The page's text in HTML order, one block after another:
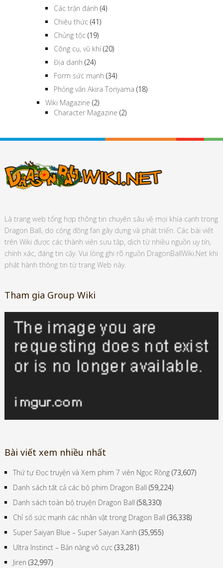
Các trận đánh (4)
Chiêu thức (41)
Chủng tộc (19)
Công cụ, vũ khí(20)
Địa danh (24)
Form sức mạnh (34)
Phỏng vấn Akira Toriyama (18)
Wiki Magazine (2)
Character Magazine (2)
Là trang web tổng hợp thông tin chuyên sâu về mọi khía cạnh trong
Dragon Ball, do cộng đồng fan gây dựng và phát triển. Các bài viết
trên Wiki được các thành viên sưu tập, dịch từ nhiều nguồn uy tín,
chính xác, đáng tin cậy. Vui lòng ghi rõ nguồn DragonBallWiki.Net khi
phát hành thông tin từ trang Web này.
Tham gia Group Wiki
Bài viết xem nhiều nhất
Thứ tự Đọc truyện và Xem phim 7 viên Ngọc Rồng (73,607)
Danh sách tất cả các bộ phim Dragon Ball (59,224)
Danh sách toàn bộ truyện Dragon Ball (58,330)
Chỉ số sức mạnh các nhân vật trong Dragon Ball (36,338)
Super Saiyan Blue – Super Saiyan Xanh (35,955)
Ultra Instinct – Bản năng vô cực (33,281)
Jiren (32,997)